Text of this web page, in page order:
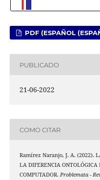
PDF (ESPAÑOL
PUBLICADO
21-06-2022
COMO CITAR
Ramírez Naranjo, J. A. (2022).
LA DIFERENCIA ONTOLÓGICA
COMPUTADOR. Problemata -